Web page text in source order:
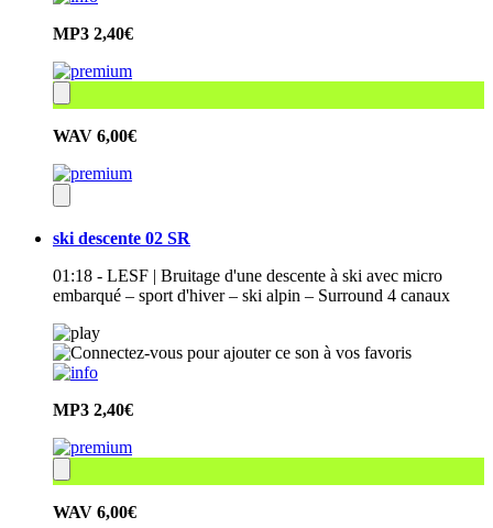
MP3 2,40€
WAV 6,00€
ski descente 02 SR
01:18 - LESF | Bruitage d'une descente à ski avec micro
embarqué – sport d'hiver – ski alpin – Surround 4 canaux
MP3 2,40€
WAV 6,00€